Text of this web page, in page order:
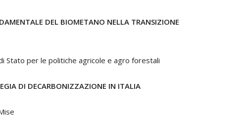
DEL BIOMETANO NELLA TRANSIZIONE
Stato per le politiche agricole e agro forestali
DI DECARBONIZZAZIONE IN ITALIA